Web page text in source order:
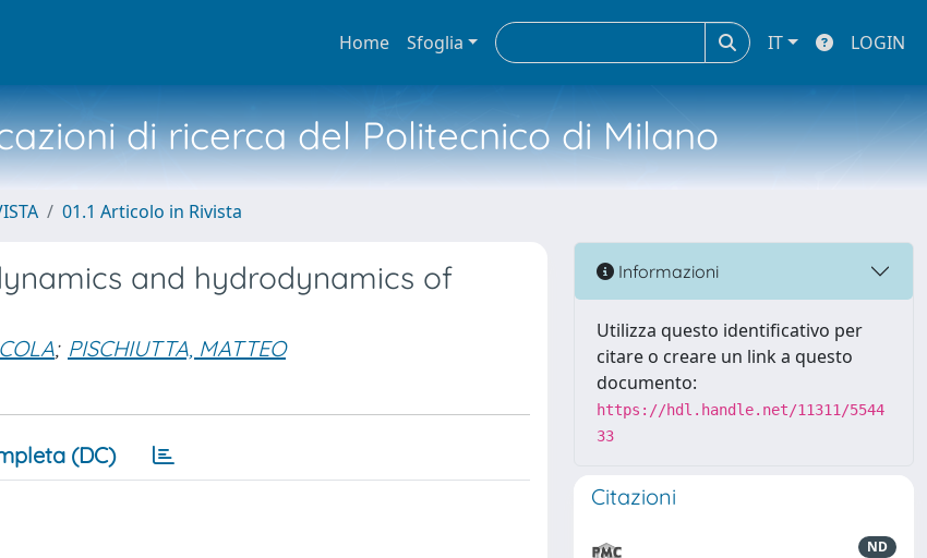
Home Sfoglia IT LOGIN
di ricerca del Politecnico di Milano
01.1 Articolo in Rivista
and hydrodynamics of
; PISCHIUTTA, MATTEO
(DC)
Informazioni
Utilizza questo identificativo per
citare o creare un link a questo
documento:
https://hdl.handle.net/11311/5544
33
Citazioni
ND